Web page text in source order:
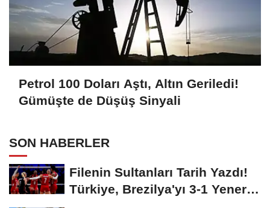
Petrol 100 Doları Aştı, Altın Geriledi!
Gümüşte de Düşüş Sinyali
SON HABERLER
Filenin Sultanları Tarih Yazdı!
Türkiye, Brezilya'yı 3-1 Yenerek